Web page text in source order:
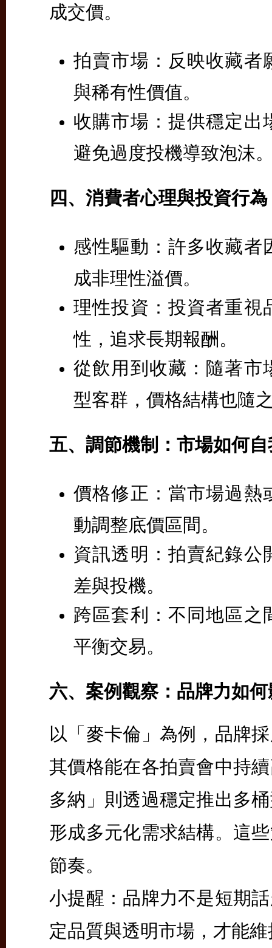
成交價。
拍賣市場： 反映收藏者
與稀有性價值。
收購市場： 提供穩定出
避免過度投機導致泡沫
四、消費者心理與投資行為
感性驅動： 許多收藏者
成非理性溢價。
理性投資： 投資者重視
性，追求長期報酬。
從飲用到收藏： 隨著市
型客群，價格結構也隨
五、調節機制：市場如何
價格修正： 當市場過熱
動調整底價區間。
資訊透明： 拍賣紀錄公
差與投機。
跨區套利： 不同地區之
平衡交易。
六、案例觀察：品牌力如
以「麥卡倫」為例，品牌
其價格能在各拍賣會中持
多納」則透過穩定推出多
形成多元化需求結構。這
節奏。
小提醒：品牌力不是短期
定品質與透明市場，才能